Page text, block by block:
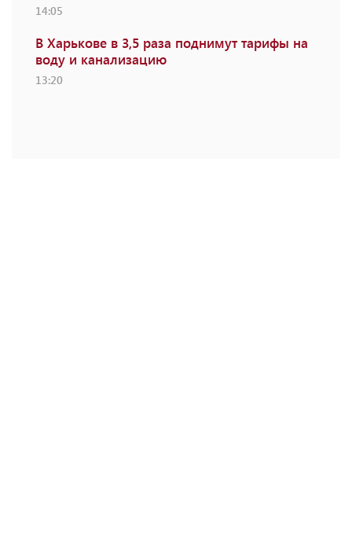
14:05
В Харькове в 3,5 раза поднимут тарифы на
воду и канализацию
13:20